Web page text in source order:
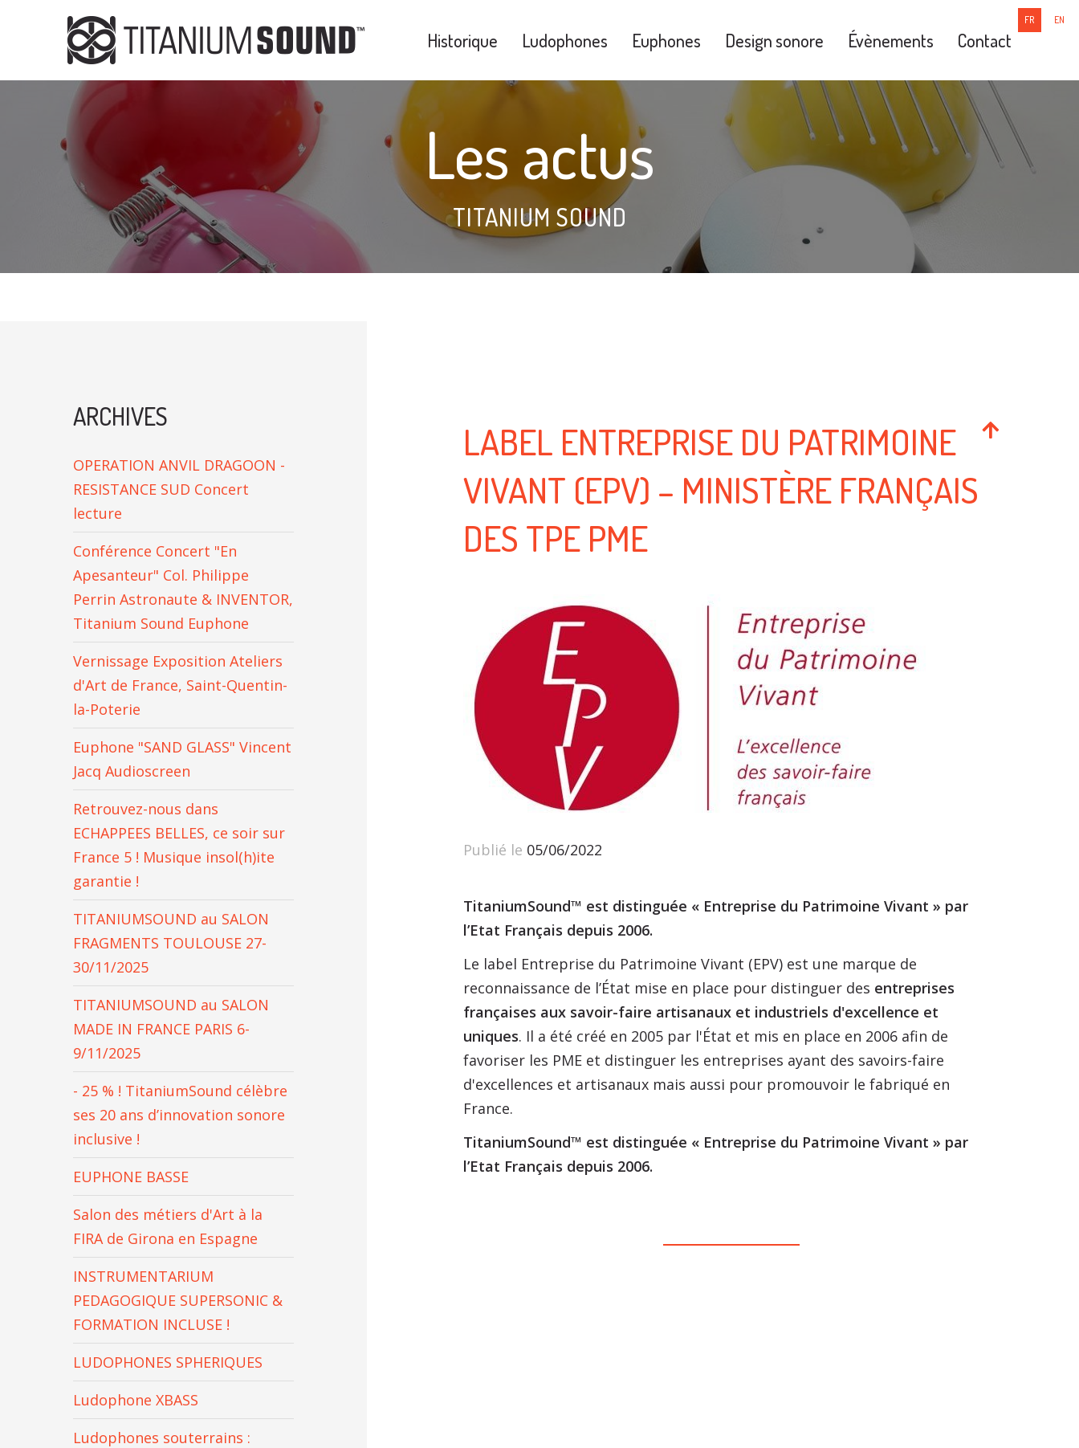
FR EN
Historique Ludophones Euphones Design sonore Évènements Contact
Les actus
TITANIUM SOUND
LABEL ENTREPRISE DU PATRIMOINE
VIVANT (EPV) – MINISTÈRE FRANÇAIS
DES TPE PME
Publié le 05/06/2022
TitaniumSound™ est distinguée « Entreprise du Patrimoine Vivant » par
l’Etat Français depuis 2006.
Le label Entreprise du Patrimoine Vivant (EPV) est une marque de
reconnaissance de l’État mise en place pour distinguer des entreprises
françaises aux savoir-faire artisanaux et industriels d'excellence et
uniques. Il a été créé en 2005 par l'État et mis en place en 2006 afin de
favoriser les PME et distinguer les entreprises ayant des savoirs-faire
d'excellences et artisanaux mais aussi pour promouvoir le fabriqué en
France.
TitaniumSound™ est distinguée « Entreprise du Patrimoine Vivant » par
l’Etat Français depuis 2006.
ARCHIVES
OPERATION ANVIL DRAGOON -
RESISTANCE SUD Concert
lecture
Conférence Concert "En
Apesanteur" Col. Philippe
Perrin Astronaute & INVENTOR,
Titanium Sound Euphone
Vernissage Exposition Ateliers
d'Art de France, Saint-Quentin-
la-Poterie
Euphone "SAND GLASS" Vincent
Jacq Audioscreen
Retrouvez-nous dans
ECHAPPEES BELLES, ce soir sur
France 5 ! Musique insol(h)ite
garantie !
TITANIUMSOUND au SALON
FRAGMENTS TOULOUSE 27-
30/11/2025
TITANIUMSOUND au SALON
MADE IN FRANCE PARIS 6-
9/11/2025
- 25 % ! TitaniumSound célèbre
ses 20 ans d’innovation sonore
inclusive !
EUPHONE BASSE
Salon des métiers d'Art à la
FIRA de Girona en Espagne
INSTRUMENTARIUM
PEDAGOGIQUE SUPERSONIC &
FORMATION INCLUSE !
LUDOPHONES SPHERIQUES
Ludophone XBASS
Ludophones souterrains :